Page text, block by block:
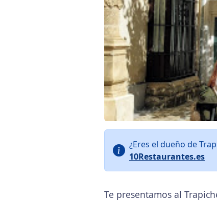
¿Eres el dueño de
10Restaurantes.es
Te presentamos al